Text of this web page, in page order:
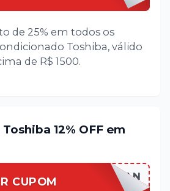
de 25% em todos os
Toshiba, válido
de R$ 1500.
12% OFF em
CUPOM TOSHIBAFAN